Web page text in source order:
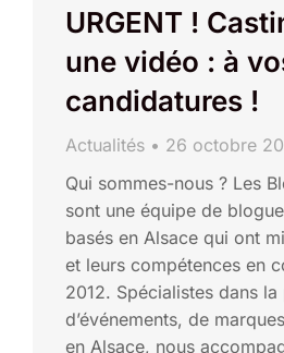
URGENT !
une vidéo : à
candidatures !
Actualités
26 octobre
Qui sommes-nous ? Les
sont une équipe de
basés en Alsace qui ont
et leurs compétences en
2012. Spécialistes dans
d’événements, de
en Alsace, nous